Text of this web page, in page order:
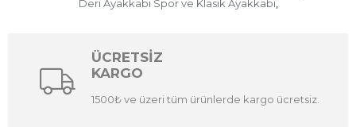
Deri Ayakkabı Spor ve Klasik Ayakkabı
ÜCRETSİZ
KARGO
1500₺ ve üzeri tüm ürünlerde kargo ücretsiz.